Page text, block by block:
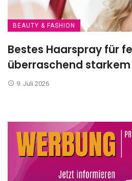
BEAUTY & FASHION
Bestes Haarspray für
überraschend
9. Juli 2026